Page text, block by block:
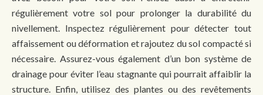
régulièrement votre sol pour prolonger la durabilité du
nivellement. Inspectez régulièrement pour détecter tout
affaissement ou déformation et rajoutez du sol compacté si
nécessaire. Assurez-vous également d’un bon système de
drainage pour éviter l’eau stagnante qui pourrait affaiblir la
structure. Enfin, utilisez des plantes ou des revêtements